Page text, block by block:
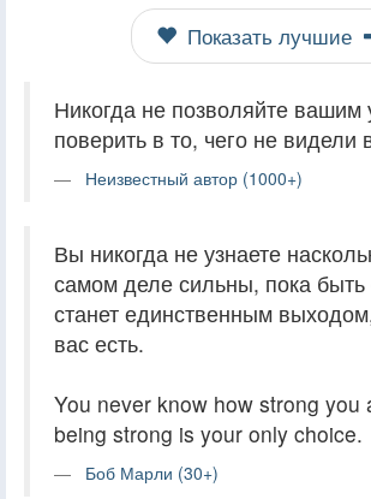
Показать лучшие
Никогда не позволяйте
поверить в то, чего не видели
Неизвестный автор (1000+)
Вы никогда не узнаете
самом деле сильны, пока
станет единственным
вас есть.
You never know how strong you
being strong is your only choice.
Боб Марли (30+)